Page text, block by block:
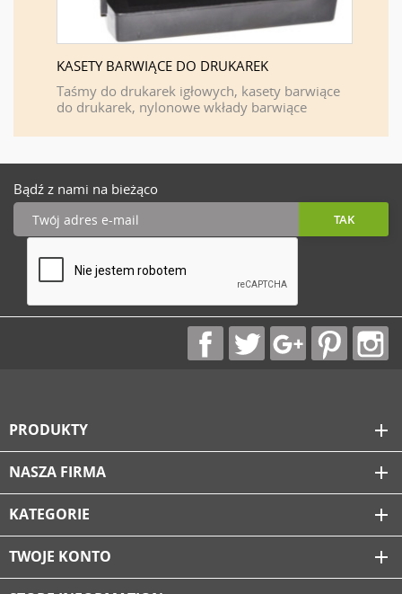
KASETY BARWIĄCE DO DRUKAREK
Taśmy do drukarek igłowych, kasety barwiące
do drukarek, nylonowe wkłady barwiące
Bądź z nami na bieżąco
PRODUKTY add
NASZA FIRMA add
KATEGORIE add
TWOJE KONTO add